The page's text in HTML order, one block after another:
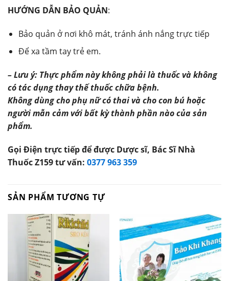
HƯỚNG DẪN BẢO QUẢN:
Bảo quản ở nơi khô mát, tránh ánh nắng trực tiếp
Để xa tầm tay trẻ em.
– Lưu ý: Thực phẩm này không phải là thuốc và không
có tác dụng thay thế thuốc chữa bệnh.
Không dùng cho phụ nữ có thai và cho con bú hoặc
người mẫn cảm với bất kỳ thành phần nào của sản
phẩm.
Gọi Điện trực tiếp để được Dược sĩ, Bác Sĩ Nhà
Thuốc Z159 tư vấn: 0377 963 359
SẢN PHẨM TƯƠNG TỰ